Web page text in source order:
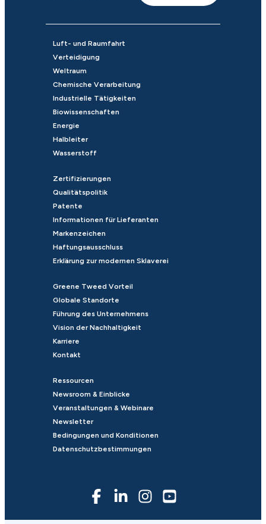
Luft- und Raumfahrt
Verteidigung
Weltraum
Chemische Verarbeitung
Industrielle Tätigkeiten
Biowissenschaften
Energie
Halbleiter
Wasserstoff
Zertifizierungen
Qualitätspolitik
Patente
Informationen für Lieferanten
Markenzeichen
Haftungsausschluss
Erklärung zur modernen Sklaverei
Greene Tweed Vorteil
Globale Standorte
Führung des Unternehmens
Vision der Nachhaltigkeit
Karriere
Kontakt
Ressourcen
Newsroom & Einblicke
Veranstaltungen & Webinare
Newsletter
Bedingungen und Konditionen
Datenschutzbestimmungen